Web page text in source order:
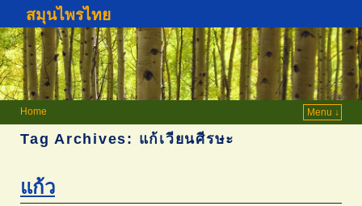
สมุนไพรไทย
Home Menu ↓
Tag Archives: แก้เวียนศีรษะ
แก้ว